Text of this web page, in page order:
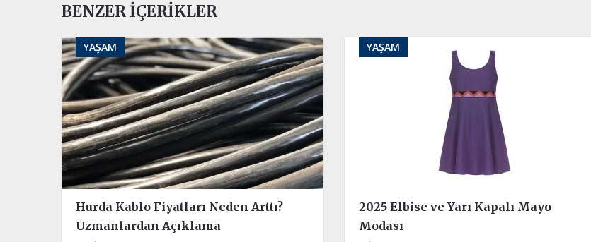
BENZER İÇERIKLER
YAŞAM
Hurda Kablo Fiyatları Neden Arttı?
Uzmanlardan Açıklama
YAŞAM
2025 Elbise ve Yarı Kapalı Mayo
Modası